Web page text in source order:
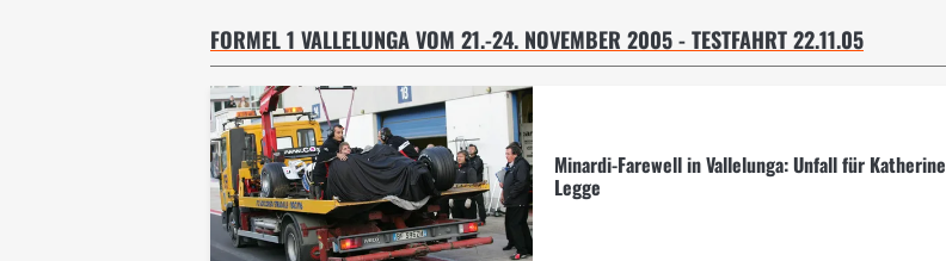
FORMEL 1 VALLELUNGA VOM 21.-24. NOVEMBER 2005 - TESTFAHRT 22.11.05
Minardi-Farewell in Vallelunga: Unfall für Katherine
Legge